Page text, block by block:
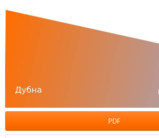
PDF